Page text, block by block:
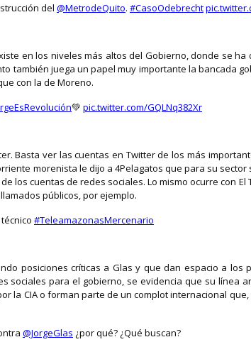
del @MetrodeQuito. #CasoOdebrecht
en los niveles más altos del Gobierno, donde se
juega un papel muy importante la bancada
con la de Moreno.
💚 pic.twitter.com/GQLNq382Xr
Basta ver las cuentas en Twitter de los más
morenista le dijo a 4Pelagatos que para su
cuentas de redes sociales. Lo mismo ocurre con
públicos, por ejemplo.
#TeleamazonasMercenario
posiciones críticas a Glas y que dan espacio a
para el gobierno, se evidencia que su línea
CIA o forman parte de un complot internacional
@JorgeGlas ¿por qué? ¿Qué buscan?